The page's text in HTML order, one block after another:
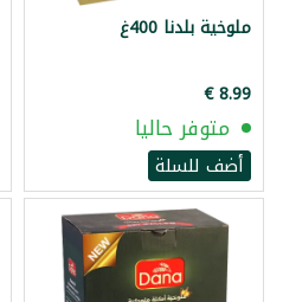
ملوخية بلدنا 400غ
متوفر حاليا
أضف للسلة